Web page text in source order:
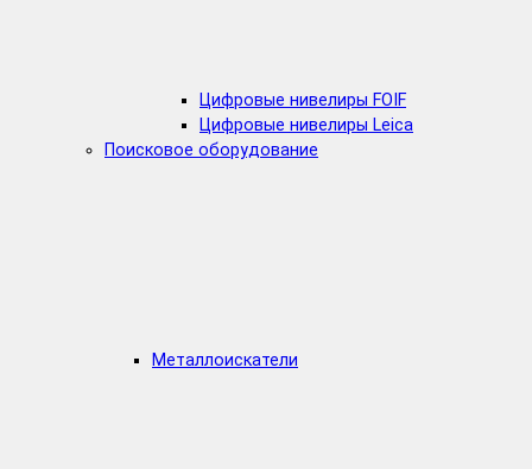
Цифровые нивелиры FOIF
Цифровые нивелиры Leica
Поисковое оборудование
Металлоискатели